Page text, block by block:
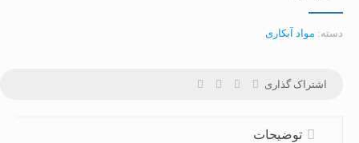
دسته: مواد آبکاری
اشتراک گذاری
توضیحات